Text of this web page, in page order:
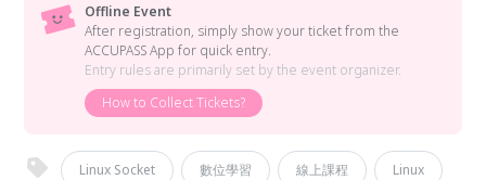
Offline Event
After registration, simply show your ticket from the
ACCUPASS App for quick entry.
Entry rules are primarily set by the event organizer.
How to Collect Tickets?
Linux Socket 數位學習 線上課程 Linux